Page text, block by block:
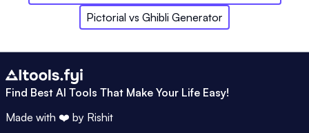
Pictorial vs Ghibli Generator
Find Best AI Tools That Make Your Life Easy!
Made with ❤️ by Rishit